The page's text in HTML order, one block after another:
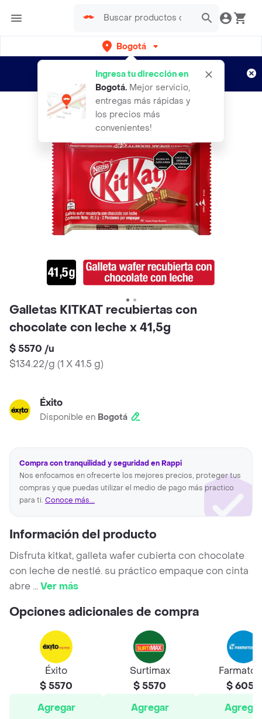
Bogotá
Ingresa tu dirección en
Bogotá. Mejor servicio,
entregas más rápidas y
los precios más
convenientes!
envíos gratis por semanas
Aplican TyC
Galletas KITKAT recubiertas con
chocolate con leche x 41,5g
$ 5570 /u
$134.22/g (1 X 41.5 g)
Éxito
Disponible en Bogotá
Compra con tranquilidad y seguridad en Rappi
Nos enfocamos en ofrecerte los mejores precios, proteger tus
compras y que puedas utilizar el medio de pago más practico
para ti. Conoce más...
Información del producto
Disfruta kitkat, galleta wafer cubierta con chocolate
con leche de nestlé. su práctico empaque con cinta
abre ...Ver más
Opciones adicionales de compra
Éxito
$ 5570
Agregar
Surtimax
$ 5570
Agregar
$ 6050
Agregar